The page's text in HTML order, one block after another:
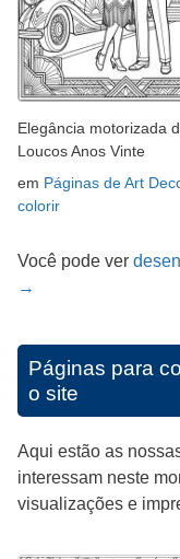
Elegância motorizada
Loucos Anos Vinte
em Páginas de Art
colorir
Você pode ver
→
Páginas para
o site
Aqui estão as
interessam neste
visualizações e